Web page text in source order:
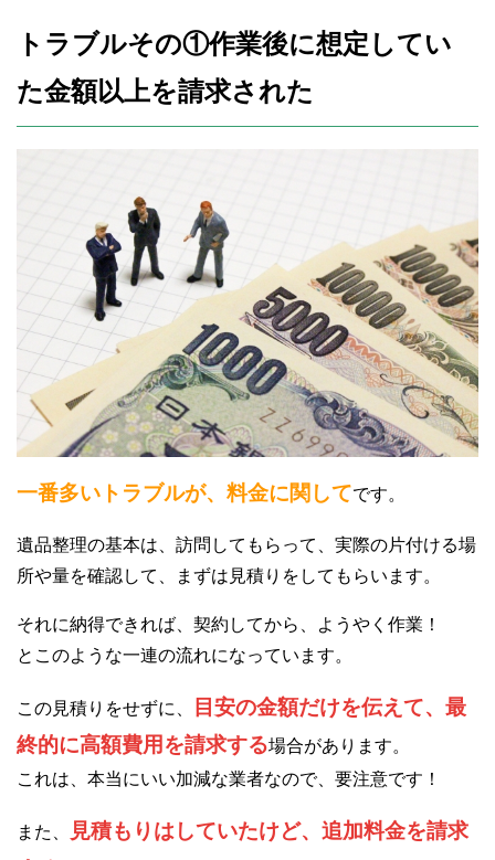
トラブルその①作業後に想定してい
た金額以上を請求された
一番多いトラブルが、料金に関してです。
遺品整理の基本は、訪問してもらって、実際の片付ける場
所や量を確認して、まずは見積りをしてもらいます。
それに納得できれば、契約してから、ようやく作業！
とこのような一連の流れになっています。
この見積りをせずに、
目安の金額だけを伝えて、最
終的に高額費用を請求する場合があります。
これは、本当にいい加減な業者なので、要注意です！
また、
見積もりはしていたけど、追加料金を請求